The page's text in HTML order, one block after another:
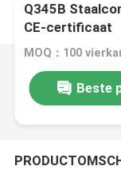
Q345B
CE-certificaat
Beste